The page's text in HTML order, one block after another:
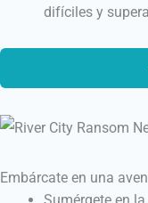
difíciles y
Embárcate en una